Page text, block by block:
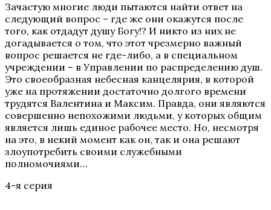
Зачастую многие люди пытаются найти ответ на
следующий вопрос – где же они окажутся после
того, как отдадут душу Богу!? И никто из них не
догадывается о том, что этот чрезмерно важный
вопрос решается не где-либо, а в специальном
учреждении – в Управлении по распределению душ.
Это своеобразная небесная канцелярия, в которой
уже на протяжении достаточно долгого времени
трудятся Валентина и Максим. Правда, они являются
совершенно непохожими людьми, у которых общим
является лишь единое рабочее место. Но, несмотря
на это, в некий момент как он, так и она решают
злоупотребить своими служебными
полномочиями…
4-я серия